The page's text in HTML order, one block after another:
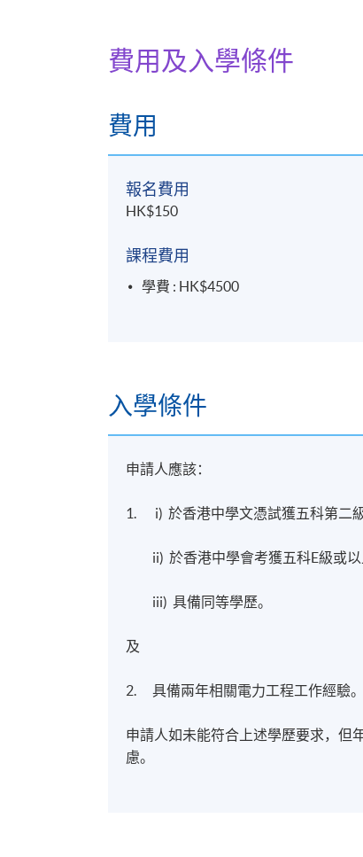
費用及入學條件
費用
報名費用
HK$150
課程費用
學費 : HK$4500
入學條件
申請人應該：
1. i) 於香港中學文憑試獲五科第二
ii) 於香港中學會考獲五科E級或以
iii) 具備同等學歷。
及
2. 具備兩年相關電力工程工作經驗。
申請人如未能符合上述學歷要求，但
慮。